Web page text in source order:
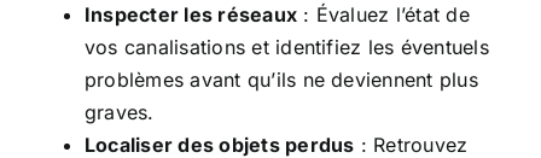
Inspecter les réseaux : Évaluez l’état de
vos canalisations et identifiez les éventuels
problèmes avant qu’ils ne deviennent plus
graves.
Localiser des objets perdus : Retrouvez